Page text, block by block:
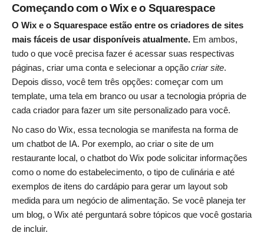
Começando com o Wix e o Squarespace
O Wix e o Squarespace estão entre os criadores de sites
mais fáceis de usar disponíveis atualmente. Em ambos,
tudo o que você precisa fazer é acessar suas respectivas
páginas, criar uma conta e selecionar a opção criar site.
Depois disso, você tem três opções: começar com um
template, uma tela em branco ou usar a tecnologia própria de
cada criador para fazer um site personalizado para você.
No caso do Wix, essa tecnologia se manifesta na forma de
um chatbot de IA. Por exemplo, ao criar o site de um
restaurante local, o chatbot do Wix pode solicitar informações
como o nome do estabelecimento, o tipo de culinária e até
exemplos de itens do cardápio para gerar um layout sob
medida para um negócio de alimentação. Se você planeja ter
um blog, o Wix até perguntará sobre tópicos que você gostaria
de incluir.